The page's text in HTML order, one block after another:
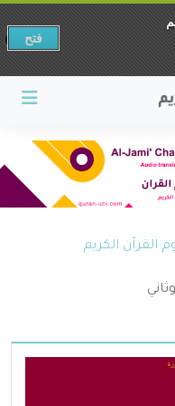
القرآن الكريم
فتح